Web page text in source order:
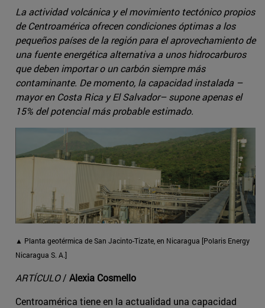
La actividad volcánica y el movimiento tectónico propios
de Centroamérica ofrecen condiciones óptimas a los
pequeños países de la región para el aprovechamiento de
una fuente energética alternativa a unos hidrocarburos
que deben importar o un carbón siempre más
contaminante. De momento, la capacidad instalada –
mayor en Costa Rica y El Salvador– supone apenas el
15% del potencial más probable estimado.
▲ Planta geotérmica de San Jacinto-Tizate, en Nicaragua [Polaris Energy
Nicaragua S. A.]
ARTÍCULO/ Alexia Cosmello
Centroamérica tiene en la actualidad una capacidad